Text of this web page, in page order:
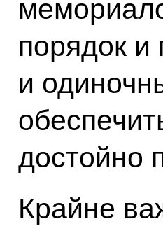
порядок и
и
достойно
Крайне